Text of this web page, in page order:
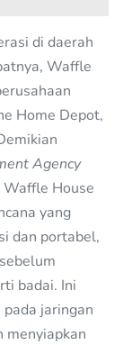
di daerah
Waffle
Home Depot,
Agency
Waffle House
yang
dan portabel,
badai. Ini
jaringan
menyiapkan